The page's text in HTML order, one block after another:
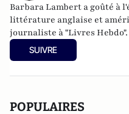
Barbara Lambert a goûté à
littérature anglaise et
journaliste à "Livres
responsable des rubriques
SUIVRE
POPULAIRES